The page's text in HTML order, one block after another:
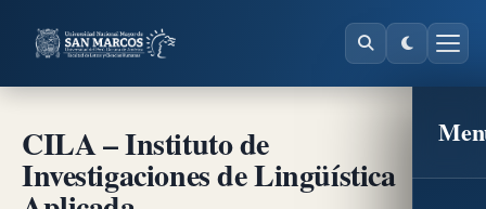
CILA – Instituto de
Investigaciones de Lingüística